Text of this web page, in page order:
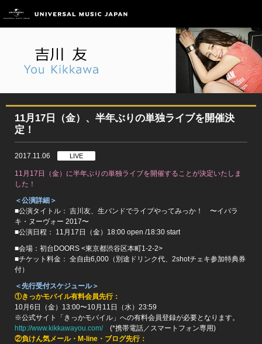
11月17日（金）、半年ぶりの単独ライブを開催決
定！
2017.11.06 LIVE
11月17日（金）に半年ぶりの単独ライブを開催することが決定いたしま
した！
＜公演詳細＞
■公演タイトル： 吉川友、生バンドでライブやってみっか！ 〜イバラ
キ・ヌーヴォー 2017〜
■公演日程： 11月17日（金）18:00 open /18:30 start
■会場：初台DOORS <東京都渋谷区本町1-2-2>
■チケット料金： 全自由6,000（別途ドリンク代、2shotチェキ参加特典券
付）
＜先行受付スケジュール＞
①きっかモバイル有料会員先行：
10月6日（金）13:00〜10月11日（水）23:59
※公式サイト「きっかモバイル」への有料会員登録が必要となります。
http://www.kikkawayou.com/(*携帯電話／スマートフォン専用)
②負けん気メール・M-line・ブログ先行：